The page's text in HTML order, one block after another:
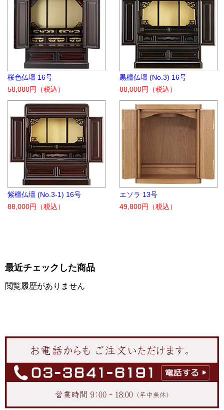
桜色仏壇 16号
58,080円
（税込）
黒檀仏壇 (No.3) 16号
88,000円
（税込）
紫檀仏壇 (No.3-1) 16号
88,000円
（税込）
エソラ 13号
49,800円
（税込）
最近チェックした商品
閲覧履歴がありません